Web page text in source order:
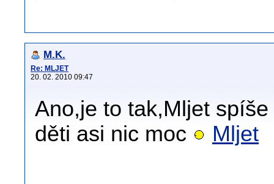
M.K.
Re: MLJET
20. 02. 2010 09:47
Ano,je to tak,Mljet
děti asi nic moc
Mljet